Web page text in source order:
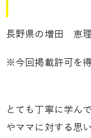
長野県の増田 恵
※今回掲載許可を
とても丁寧に学ん
やママに対する思